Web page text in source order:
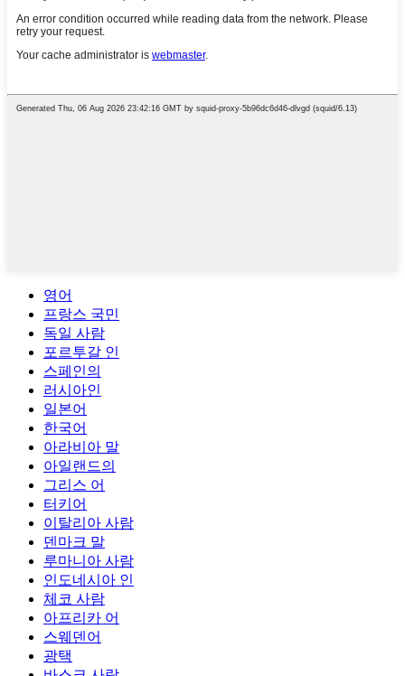
영어
프랑스 국민
독일 사람
포르투갈 인
스페인의
러시아인
일본어
한국어
아라비아 말
아일랜드의
그리스 어
터키어
이탈리아 사람
덴마크 말
루마니아 사람
인도네시아 인
체코 사람
아프리카 어
스웨덴어
광택